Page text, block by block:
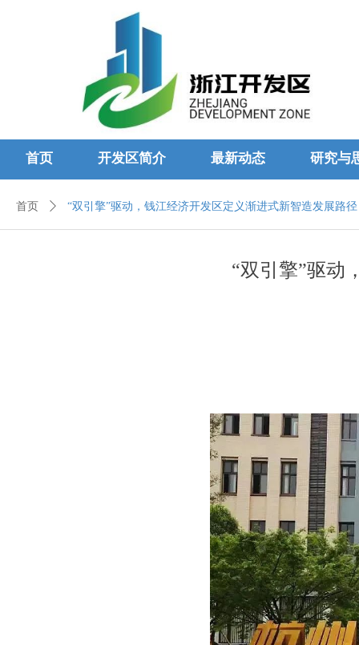
首页 开发区简介 最新动态 研究与
“双引擎”驱动
首页 ꄲ “双引擎”驱动，钱江经济开发区定义渐进式新智造发展路径